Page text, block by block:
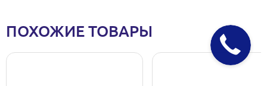
ПОХОЖИЕ ТОВАРЫ